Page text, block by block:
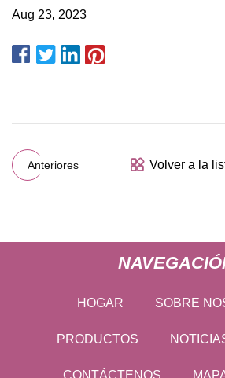
Aug 23, 2023
Anteriores Volver a la
HOGAR SOBRE
PRODUCTOS
CONTÁCTENOS